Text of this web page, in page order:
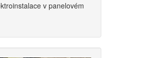
v panelovém